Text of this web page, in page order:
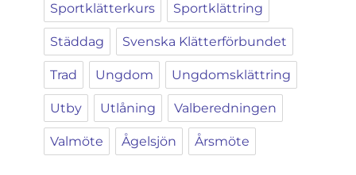
Sportklätterkurs Sportklättring
Städdag Svenska Klätterförbundet
Trad Ungdom Ungdomsklättring
Utby Utlåning Valberedningen
Valmöte Ågelsjön Årsmöte